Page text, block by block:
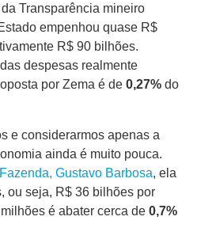
Transparência mineiro
empenhou quase R$
R$ 90 bilhões.
despesas realmente
por Zema é de 0,27% do
e considerarmos apenas a
ainda é muito pouca.
Gustavo Barbosa, ela
ou seja, R$ 36 bilhões por
é abater cerca de 0,7%